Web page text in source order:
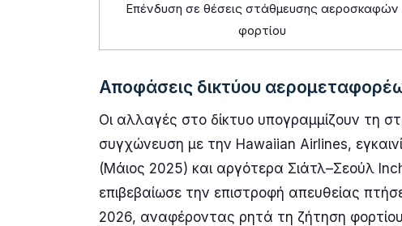
Επένδυση σε θέσεις στάθμευσης αεροσκαφών
φορτίου
Αποφάσεις δικτύου
Οι αλλαγές στο δίκτυο υπογραμμίζουν τη
συγχώνευση με την Hawaiian Airlines,
(Μάιος 2025) και αργότερα Σιάτλ–Σεούλ
επιβεβαίωσε την επιστροφή απευθείας
2026, αναφέροντας ρητά τη ζήτηση φορτίου.